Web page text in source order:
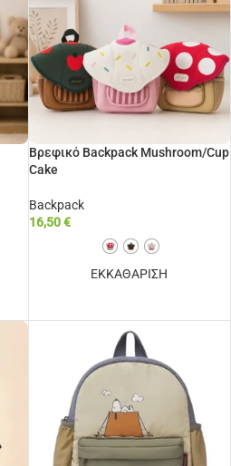
Βρεφικό Backpack Mushroom/Cup
Cake
Backpack
16,50€
ΕΚΚΑΘΑΡΙΣΗ